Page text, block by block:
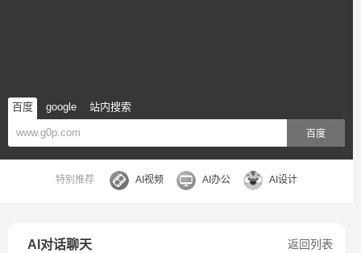
百度 google 站内搜索
百度
特别推荐 AI视频 AI办公 AI设计
返回列表
AI对话聊天